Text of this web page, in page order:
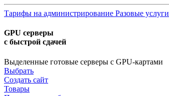
Тарифы на администрирование Разовые услуги
GPU серверы
с быстрой сдачей
Выделенные готовые серверы с GPU-картами
Выбрать
Создать сайт
Товары